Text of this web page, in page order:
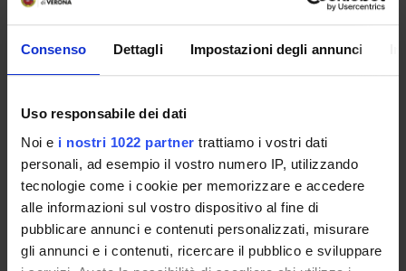
Consenso Dettagli Impostazioni degli annunci
Uso responsabile dei dati
Noi e i nostri 1022 partner trattiamo i vostri dati
personali, ad esempio il vostro numero IP, utilizzando
tecnologie come i cookie per memorizzare e accedere
alle informazioni sul vostro dispositivo al fine di
pubblicare annunci e contenuti personalizzati, misurare
gli annunci e i contenuti, ricercare il pubblico e sviluppare
Prerequisites and basic notions
It is recommended that students should already successfully
complete at least one course on Medieval Art History in their
Program
>Topics
The course focuses on artistic experiences in the early Middle
Ages, with special attention to the technical methods and
steps in the creation of artworks.
The topics discussed in lecture focus on: